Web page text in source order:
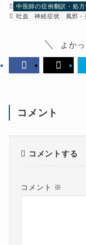
中医師の症例翻訳・処
吐血
神経症状 風邪
よか
コメント
コメントする
コメント ※